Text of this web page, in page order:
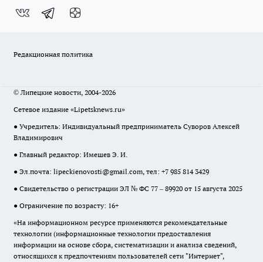
Редакционная политика
© Липецкие новости, 2004-2026
Сетевое издание «Lipetsknews.ru»
● Учредитель: Индивидуальный предприниматель Суворов Алексей
Владимирович
● Главный редактор: Имешев Э. И.
● Эл.почта: lipeckienovosti@gmail.com, тел: +7 985 814 3429
● Свидетельство о регистрации ЭЛ № ФС 77 – 89920 от 15 августа 2025
● Ограничение по возрасту: 16+
«На информационном ресурсе применяются рекомендательные
технологии (информационные технологии предоставления
информации на основе сбора, систематизации и анализа сведений,
относящихся к предпочтениям пользователей сети "Интернет",